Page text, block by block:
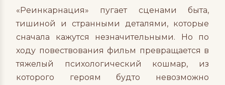
«Реинкарнация» пугает сценами быта,
тишиной и странными деталями, которые
сначала кажутся незначительными. Но по
ходу повествования фильм превращается в
тяжелый психологический кошмар, из
которого героям будто невозможно